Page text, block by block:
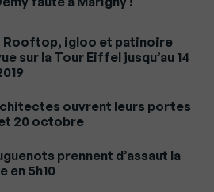
Rooftop, igloo et patinoire
sur la Tour Eiffel jusqu’au 14
ouvrent leurs portes
et 20 octobre
prennent d’assaut la
en 5h10